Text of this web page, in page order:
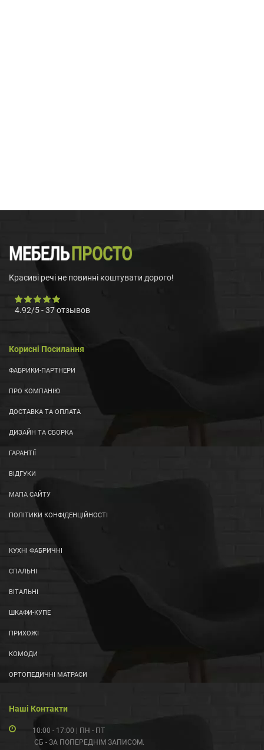
Красиві речі не повинні коштувати дорого!
4.92/5-37отзывов
Корисні Посилання
ФАБРИКИ-ПАРТНЕРИ
ПРО КОМПАНІЮ
ДОСТАВКА ТА ОПЛАТА
ДИЗАЙН ТА СБОРКА
ГАРАНТІЇ
ВІДГУКИ
МАПА САЙТУ
ПОЛІТИКИ КОНФІДЕНЦІЙНОСТІ
КУХНІ ФАБРИЧНІ
СПАЛЬНІ
ВІТАЛЬНІ
ШКАФИ-КУПЕ
ПРИХОЖІ
КОМОДИ
ОРТОПЕДИЧНІ МАТРАСИ
Наші Контакти
10:00 - 17:00 | ПН - ПТ
СБ - ЗА ПОПЕРЕДНІМ ЗАПИСОМ.